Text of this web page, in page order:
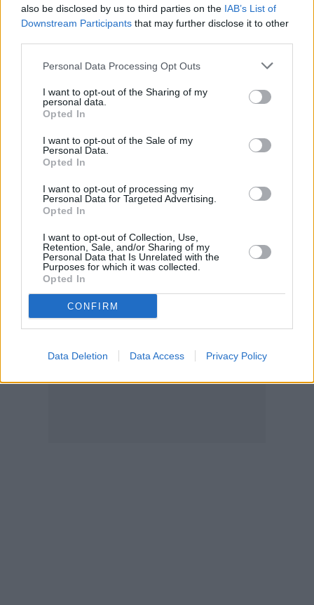
also be disclosed by us to third parties on the IAB’s List of
Downstream Participants that may further disclose it to other
Personal Data Processing Opt Outs
I want to opt-out of the Sharing of my
personal data.
Opted In
I want to opt-out of the Sale of my
Personal Data.
Opted In
I want to opt-out of processing my
Personal Data for Targeted Advertising.
Opted In
I want to opt-out of Collection, Use,
Retention, Sale, and/or Sharing of my
Personal Data that Is Unrelated with the
Purposes for which it was collected.
Opted In
CONFIRM
Data Deletion Data Access Privacy Policy
Τραμπ: Μυστική αποστολή των ΗΠΑ στα Στενά
βαρελιών πετρελαίου
Φάμελλος σε Πολάκη: Στηρίζουμε την
πρωτοβουλία Τσίπρα για προοδευτική
κυβέρνηση – Η ενότητα είναι η ταυτότητά μας
στη Μέση Ανατολή μετά τη νέα κλιμάκωση
ΗΠΑ-Ιράν